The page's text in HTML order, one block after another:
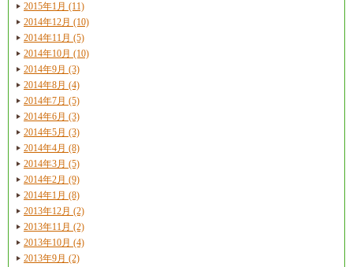
2015年1月 (11)
2014年12月 (10)
2014年11月 (5)
2014年10月 (10)
2014年9月 (3)
2014年8月 (4)
2014年7月 (5)
2014年6月 (3)
2014年5月 (3)
2014年4月 (8)
2014年3月 (5)
2014年2月 (9)
2014年1月 (8)
2013年12月 (2)
2013年11月 (2)
2013年10月 (4)
2013年9月 (2)